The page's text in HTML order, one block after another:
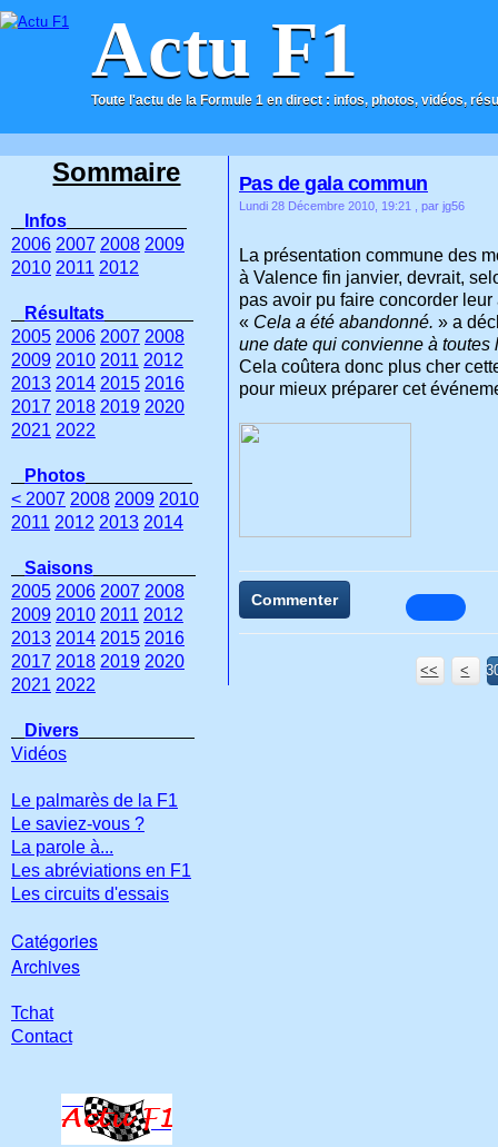
Actu F1
Toute l'actu de la Formule 1 en direct : infos, photos, vidéos,
ACCUEIL CONTACT
Pas de gala commun
Lundi 28 Décembre 2010, 19:21 , par jg56
La présentation commune des
à Valence fin janvier, devrait,
pas avoir pu faire concorder leur
« Cela a été abandonné. » a
une date qui convienne à toutes
Cela coûtera donc plus cher
pour mieux préparer cet
Commenter
<< <
Sommaire
Infos
2006 2007 2008 2009
2010 2011 2012
Résultats
2005 2006 2007 2008
2009 2010 2011 2012
2013 2014 2015 2016
2017 2018 2019 2020
2021 2022
Photos
< 2007 2008 2009 2010
2011 2012 2013 2014
Saisons
2005 2006 2007 2008
2009 2010 2011 2012
2013 2014 2015 2016
2017 2018 2019 2020
2021 2022
Divers
Vidéos
Le palmarès de la F1
Le saviez-vous ?
La parole à...
Les abréviations en F1
Les circuits d'essais
Catégories
Archives
Tchat
Contact